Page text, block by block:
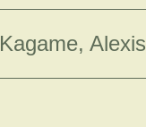
Kagame, Alexis